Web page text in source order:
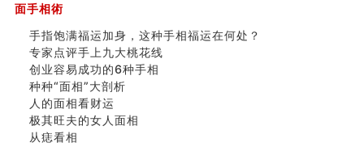
测字（实例解释）
玄空本义(七)
刘燮鈞讲人相 手纹与命运(二)
商铺如何摆放物品催财招财
极其旺夫的女人面相
家居常見風水形煞及化解方法 (二)
居家風水懶人包！房子煞氣怎麼看？風水禁忌有哪些？有
這樣風水的房子別�
面手相術
手指饱满福运加身，这种手相福运在何处？
专家点评手上九大桃花线
创业容易成功的6种手相
种种“面相”大剖析
人的面相看财运
极其旺夫的女人面相
从痣看相